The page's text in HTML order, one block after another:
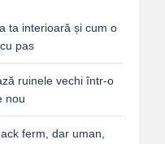
ta interioară și cum o
pas
ruinele vechi într-o
nou
ferm, dar uman,